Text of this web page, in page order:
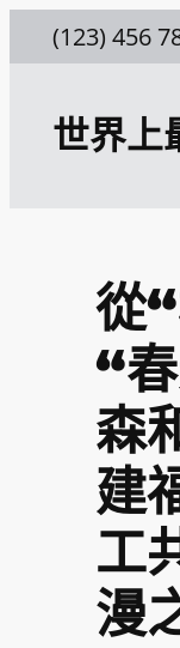
至
(123) 456
世界上
從
“
森
建
工
漫